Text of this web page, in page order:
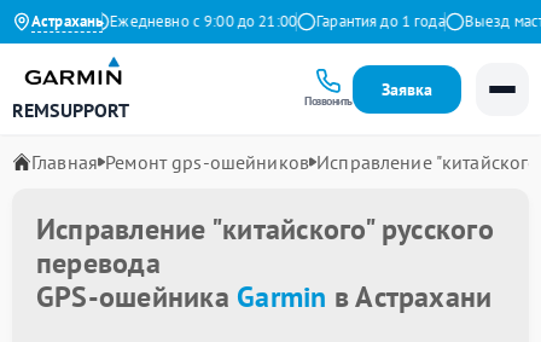
Астрахань
Яндекс Ежедневно с 9:00 до 21:00 Гарантия до 1 года Выезд
REMSUPPORT Позвонить
Заявка
Главная Ремонт gps-ошейников Исправление
Исправление "китайского" русского
перевода
GPS-ошейника Garmin в Астрахани